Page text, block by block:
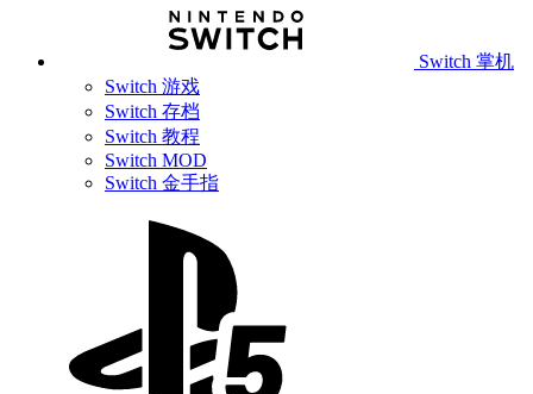
Switch 掌机
Switch 游戏
Switch 存档
Switch 教程
Switch MOD
Switch 金手指